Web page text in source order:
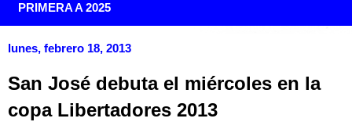
PRIMERA A 2025
lunes, febrero 18, 2013
San José debuta el miércoles en la
copa Libertadores 2013